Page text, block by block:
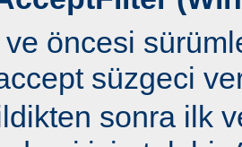
öncesi
süzgeci
sonra ilk